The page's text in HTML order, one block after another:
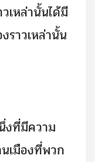
เหล่านั้นได้มี
ราวเหล่านั้น
งที่มีความ
เมืองที่พวก